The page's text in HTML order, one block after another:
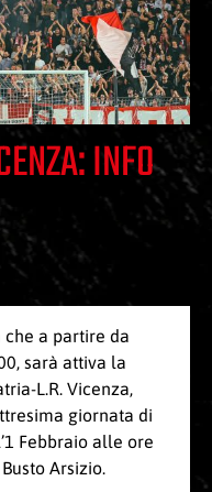
INFO
che a partire da
sarà attiva la
L.R. Vicenza,
giornata di
Febbraio alle ore
Arsizio.